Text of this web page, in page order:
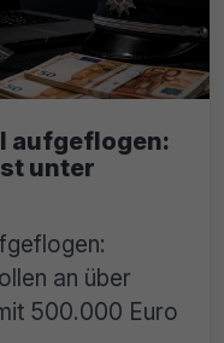
aufgeflogen:
unter
an über
500.000 Euro